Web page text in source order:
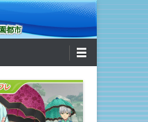
都市